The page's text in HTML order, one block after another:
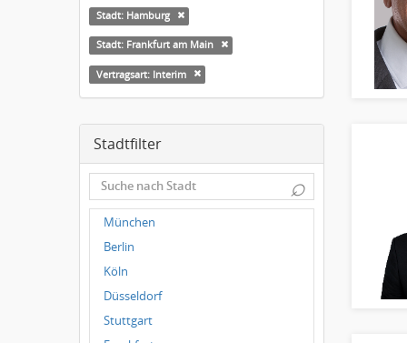
Stadt: Hamburg
Stadt: Frankfurt am Main
Vertragsart: Interim
Stadtfilter
⌕
München
Berlin
Köln
Düsseldorf
Stuttgart